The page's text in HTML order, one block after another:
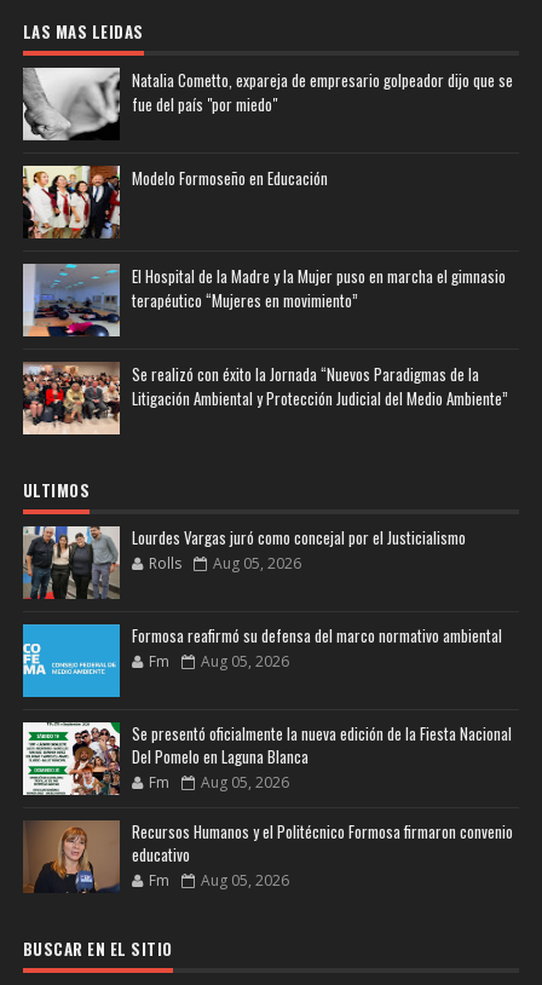
LAS MAS LEIDAS
Natalia Cometto, expareja de empresario golpeador dijo que se
fue del país "por miedo"
Modelo Formoseño en Educación
El Hospital de la Madre y la Mujer puso en marcha el gimnasio
terapéutico “Mujeres en movimiento”
Se realizó con éxito la Jornada “Nuevos Paradigmas de la
Litigación Ambiental y Protección Judicial del Medio Ambiente”
ULTIMOS
Lourdes Vargas juró como concejal por el Justicialismo
Rolls Aug 05, 2026
Formosa reafirmó su defensa del marco normativo ambiental
Fm Aug 05, 2026
Se presentó oficialmente la nueva edición de la Fiesta Nacional
Del Pomelo en Laguna Blanca
Fm Aug 05, 2026
Recursos Humanos y el Politécnico Formosa firmaron convenio
educativo
Fm Aug 05, 2026
BUSCAR EN EL SITIO